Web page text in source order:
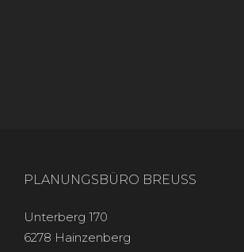
PLANUNGSBÜRO BREUSS
Unterberg 170
6278 Hainzenberg